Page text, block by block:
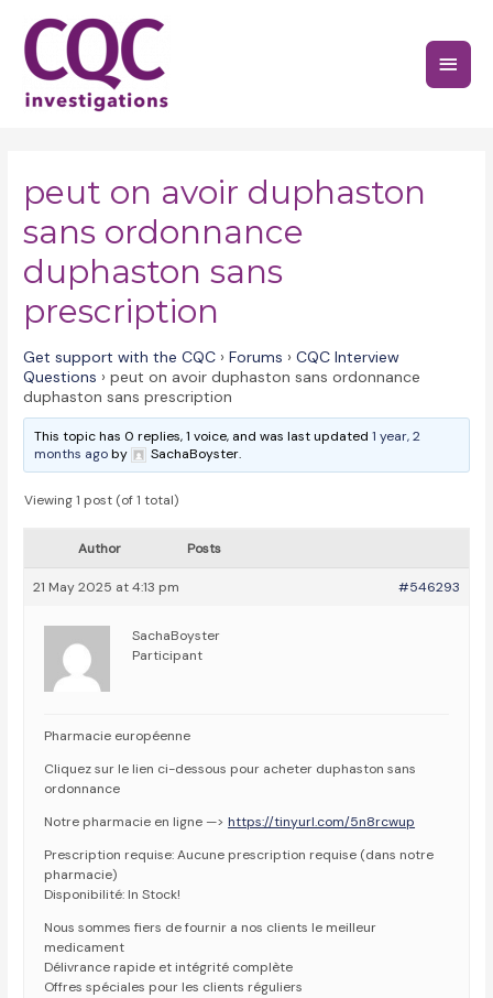
content
Main
peut on avoir duphaston
sans ordonnance
duphaston sans
prescription
Get support with the CQC › Forums › CQC Interview
Questions › peut on avoir duphaston sans ordonnance
duphaston sans prescription
This topic has 0 replies, 1 voice, and was last updated1 year, 2
months agoby SachaBoyster.
Viewing 1 post (of 1 total)
Author Posts
21 May 2025 at 4:13 pm #546293
SachaBoyster
Participant
Pharmacie européenne
Cliquez sur le lien ci-dessous pour acheter duphaston sans
ordonnance
Notre pharmacie en ligne —>https://tinyurl.com/5n8rcwup
Prescription requise: Aucune prescription requise (dans notre
pharmacie)
Disponibilité: In Stock!
Nous sommes fiers de fournir a nos clients le meilleur
medicament
Délivrance rapide et intégrité complète
Offres spéciales pour les clients réguliers